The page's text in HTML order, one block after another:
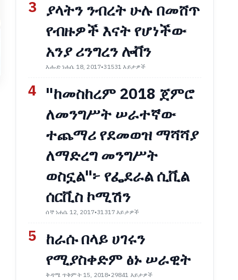
3 ያላትን ንብረት ሁሉ በመሸጥ
የብዙዎች እናት የሆነችው
አንያ ሪንግረን ሎቨን
እሑድ ነሐሴ 18, 2017•31531 እይታዎች
4 "ከመስከረም 2018 ጀምሮ
ለመንግሥት ሠራተኛው
ተጨማሪ የደመወዝ ማሻሻያ
ለማድረግ መንግሥት
ወስኗል"፦ የፌደራል ሲቪል
ሰርቪስ ኮሚሽን
ሰኞ ነሐሴ 12, 2017•31317 እይታዎች
5 ከራሱ በላይ ሀገሩን
የሚያስቀድም ፅኑ ሠራዊት
ቅዳሜ ጥቅምት 15, 2018•29841 እይታዎች